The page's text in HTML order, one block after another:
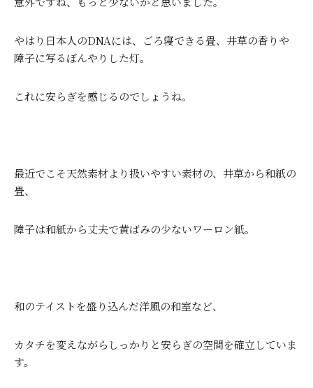
やはり日本人のDNAには、ごろ寝できる畳、井草の香りや
障子に写るぼんやりした灯。
これに安らぎを感じるのでしょうね。
最近でこそ天然素材より扱いやすい素材の、井草から和紙の
畳、
障子は和紙から丈夫で黄ばみの少ないワーロン紙。
和のテイストを盛り込んだ洋風の和室など、
カタチを変えながらしっかりと安らぎの空間を確立していま
す。